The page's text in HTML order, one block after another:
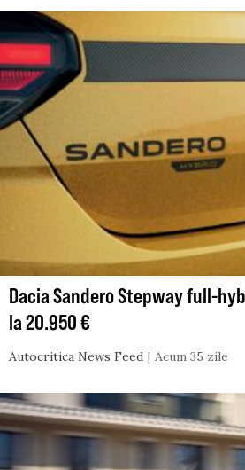
Dacia Sandero Stepway full-
la 20.950 €
Autocritica News Feed Acum 35 zile